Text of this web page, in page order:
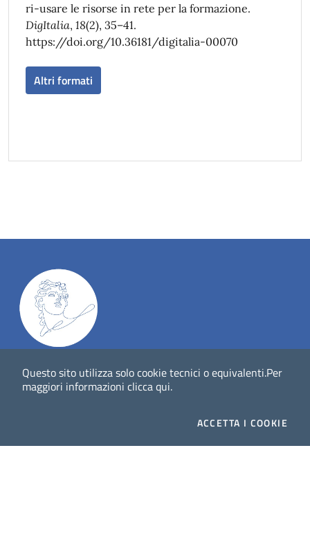
Questo sito utilizza solo cookie tecnici o equivalenti.Per
maggiori informazioni clicca qui.
ACCETTA I COOKIE
ri-usare le risorse in rete per la formazione.
DigItalia, 18(2), 35–41.
https://doi.org/10.36181/digitalia-00070
Altri formati
DigItalia-rivista del digitale nei beni culturali||ISSN:
1972-621X